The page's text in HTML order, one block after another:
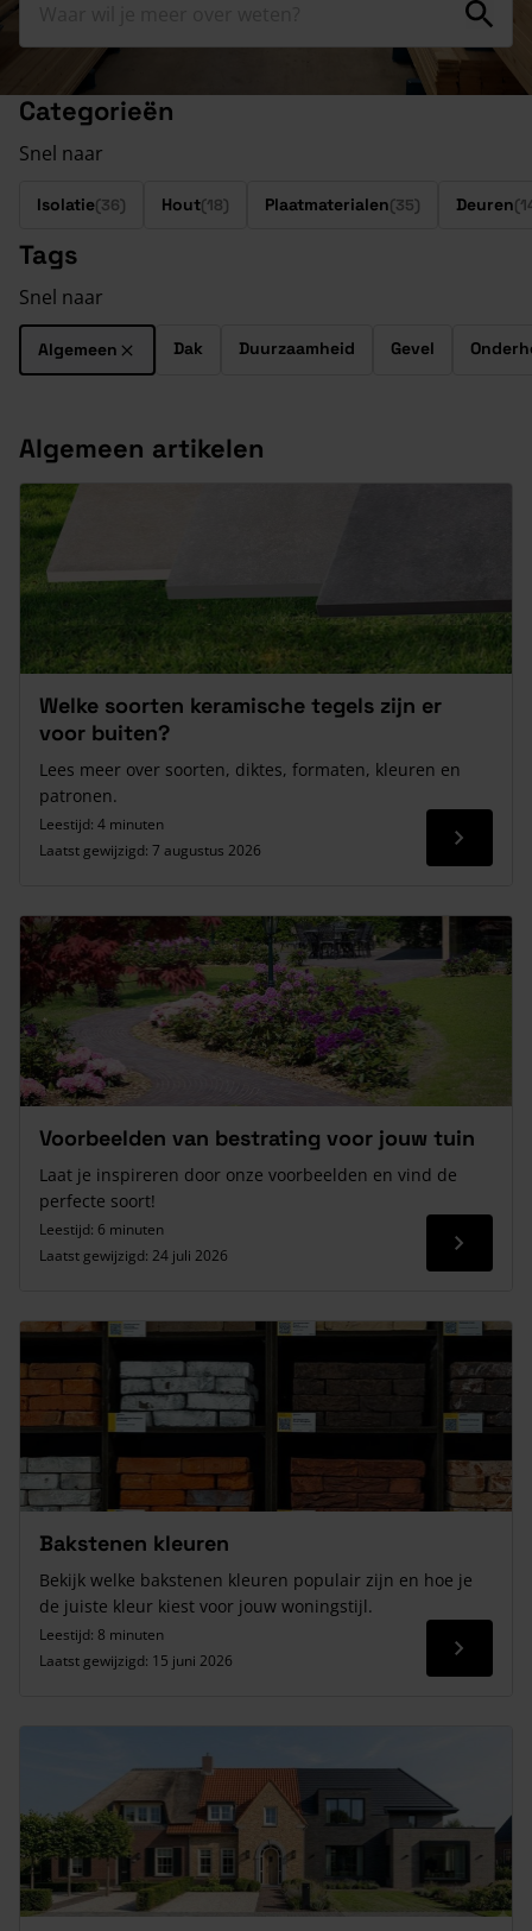
Categorieën
Snel naar
Isolatie(36) Hout(18) Plaatmaterialen(35) Deuren
Tags
Snel naar
Algemeen Dak Duurzaamheid Gevel
Algemeen artikelen
Welke soorten keramische tegels zijn er
voor buiten?
Lees meer over soorten, diktes, formaten, kleuren en
patronen.
Leestijd: 4 minuten
Laatst gewijzigd: 7 augustus 2026 Lees
Voorbeelden van bestrating voor jouw tuin
Laat je inspireren door onze voorbeelden en vind de
perfecte soort!
Leestijd: 6 minuten
Laatst gewijzigd: 24 juli 2026 Lees
Bakstenen kleuren
Bekijk welke bakstenen kleuren populair zijn en hoe je
de juiste kleur kiest voor jouw woningstijl.
Leestijd: 8 minuten
Laatst gewijzigd: 15 juni 2026 Lees